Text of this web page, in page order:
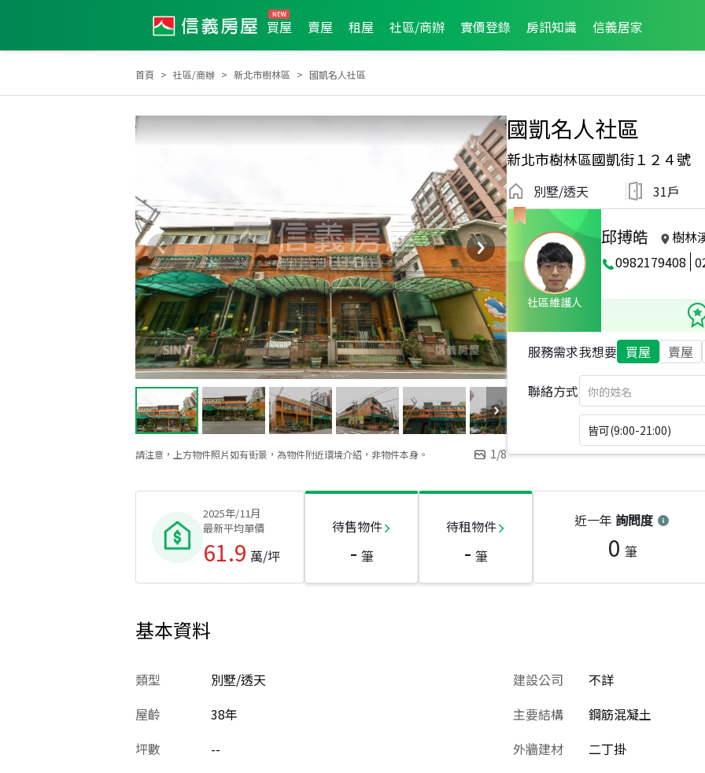
買屋 賣屋 租屋 社區/商辦 實價登錄 房訊知識 信義居家
首頁 社區/商辦 新北市樹林區 國凱名人社區
請注意，上方物件照片如有街景，為物件附近環境介紹，非物件本身。 1/8
國凱名人社區
新北市樹林區國凱街１２４號
別墅/透天 31戶
社區維護人
邱搏皓
樹林
0982179408
土地達人 2022年7月區成件TOP2 2022年7月龍虎榜
服務需求我想要 買屋 賣屋
聯絡方式
皆可(9:00-21:00)
2025年/11月
最新平均單價
61.9 萬/坪
待售物件
- 筆
待租物件
- 筆
近一年 詢問度
0 筆
基本資料
類型
別墅/透天
屋齡
38年
坪數
--
建設公司
不詳
主要結構
鋼筋混凝土
外牆建材
二丁掛